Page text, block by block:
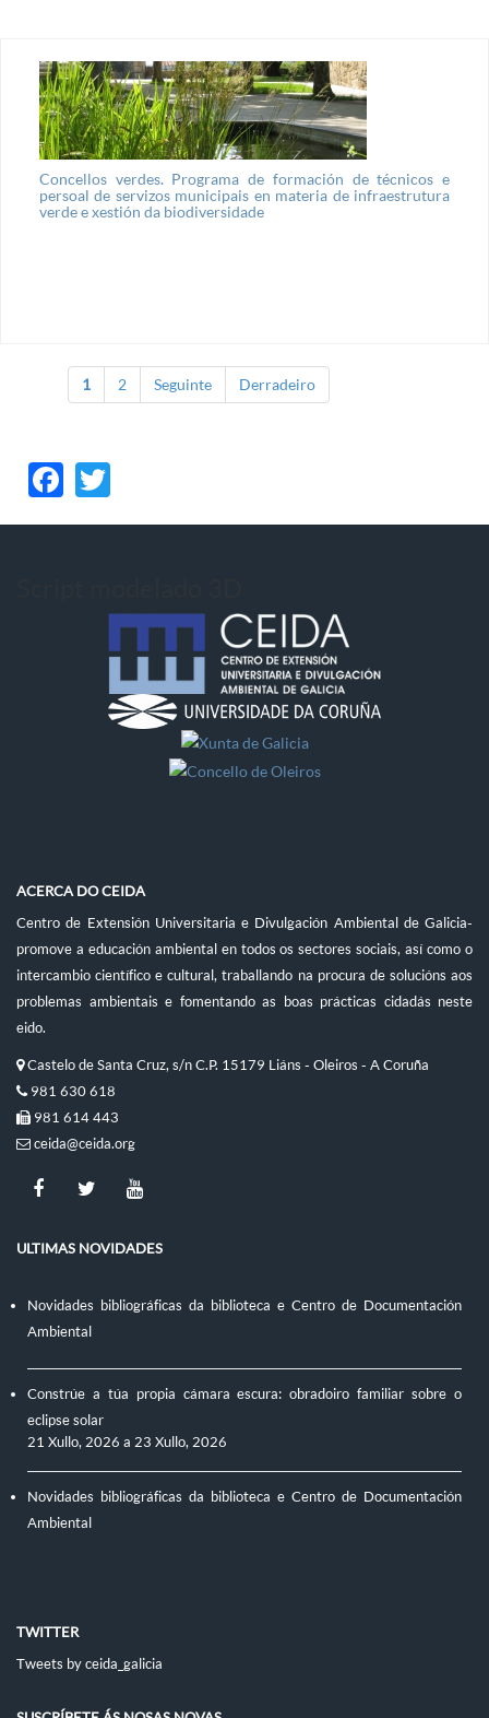
Concellos verdes. Programa de formación de técnicos e
persoal de servizos municipais en materia de infraestrutura
verde e xestión da biodiversidade
Páxinas
1 2 Seguinte Derradeiro
Facebook
ACERCA DO CEIDA
Centro de Extensión Universitaria e Divulgación Ambiental de Galicia-
promove a educación ambiental en todos os sectores sociais, así como o
intercambio científico e cultural, traballando na procura de solucións aos
problemas ambientais e fomentando as boas prácticas cidadás neste
eido.
Castelo de Santa Cruz, s/n C.P. 15179 Liáns - Oleiros - A Coruña
981 630 618
981 614 443
ceida@ceida.org
ULTIMAS NOVIDADES
Novidades bibliográficas da biblioteca e Centro de Documentación
Ambiental
Constrúe a túa propia cámara escura: obradoiro familiar sobre o
eclipse solar
21 Xullo, 2026 a 23 Xullo, 2026
Novidades bibliográficas da biblioteca e Centro de Documentación
Ambiental
TWITTER
Tweets by ceida_galicia